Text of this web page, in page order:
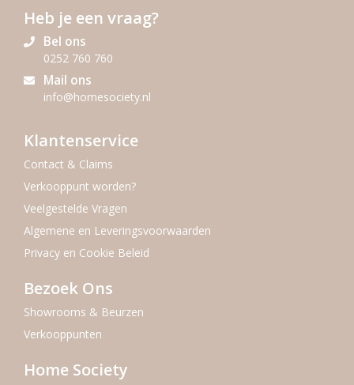
Heb je een vraag?
Bel ons
0252 760 760
Mail ons
info@homesociety.nl
Klantenservice
Contact & Claims
Verkooppunt worden?
Veelgestelde Vragen
Algemene en Leveringsvoorwaarden
Privacy en Cookie Beleid
Bezoek Ons
Showrooms & Beurzen
Verkooppunten
Home Society